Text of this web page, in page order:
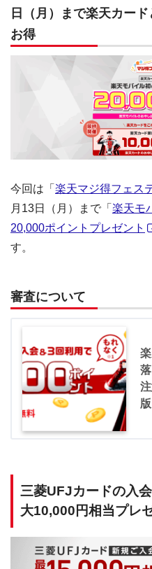
日（月）まで楽天カー
お得
今回は「 楽天マジ得フェス
月13日（月）まで「 楽天モ
20,000ポイントプレゼント
す。
審査について
版
三菱UFJカードの入
大10,000円相当プレ